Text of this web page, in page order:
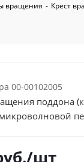
вращения - Крест
00-00102005
поддона
/шт